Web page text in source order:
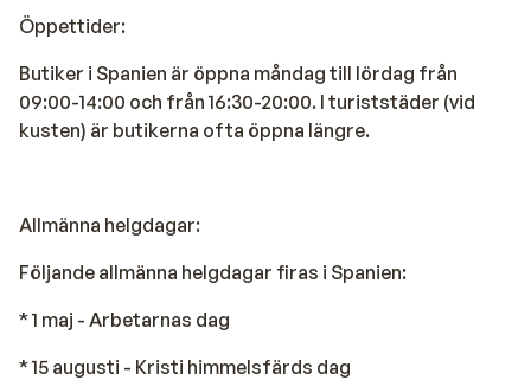
Öppettider:
Butiker i Spanien är öppna måndag till lördag från
09:00-14:00 och från 16:30-20:00. I turiststäder (vid
kusten) är butikerna ofta öppna längre.
Allmänna helgdagar:
Följande allmänna helgdagar firas i Spanien:
* 1 maj - Arbetarnas dag
* 15 augusti - Kristi himmelsfärds dag